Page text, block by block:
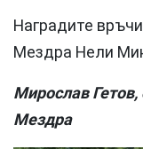
Наградите
Мездра Нели
Мирослав
Мездра